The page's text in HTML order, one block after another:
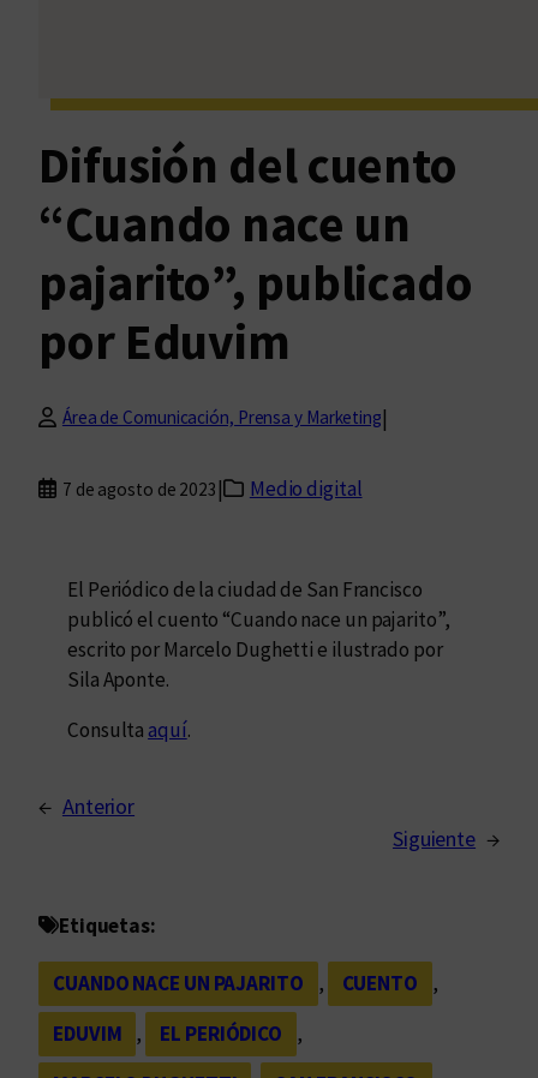
Difusión del cuento
“Cuando nace un
pajarito”, publicado
por Eduvim
Área de Comunicación, Prensa y Marketing|
7 de agosto de 2023 | Medio digital
El Periódico de la ciudad de San Francisco
publicó el cuento “Cuando nace un pajarito”,
escrito por Marcelo Dughetti e ilustrado por
Sila Aponte.
Consulta aquí.
← Anterior
Siguiente →
Etiquetas:
CUANDO NACE UN PAJARITO , CUENTO
,
EDUVIM
, EL PERIÓDICO
,